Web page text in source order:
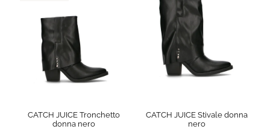
CATCH JUICE Tronchetto
donna nero
CATCH JUICE Stivale donna
nero